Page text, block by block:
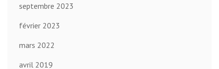
septembre 2023
février 2023
mars 2022
avril 2019